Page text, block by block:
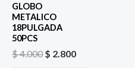
GLOBO
METALICO
18PULGADA
50PCS
$4.000 $ 2.800